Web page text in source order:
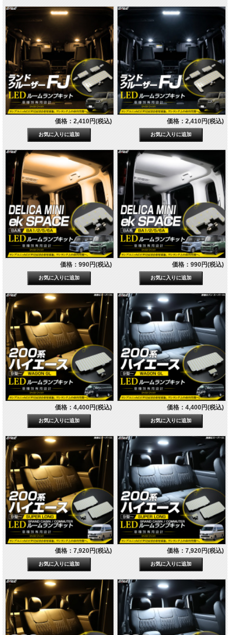
価格：2,410円(税込) 価格：2,410円(税込)
価格：990円(税込) 価格：990円(税込)
価格：4,400円(税込) 価格：4,400円(税込)
価格：7,920円(税込) 価格：7,920円(税込)